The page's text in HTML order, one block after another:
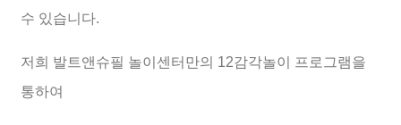
수 있습니다.
저희 발트앤슈필 놀이센터만의 12감각놀이 프로그램을
통하여